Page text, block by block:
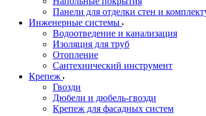
Панели для отделки стен и
Инженерные системы
Водоотведение и канализация
Изоляция для труб
Отопление
Сантехнический инструмент
Крепеж
Гвозди
Дюбели и дюбель-гвозди
Крепеж для фасадных систем